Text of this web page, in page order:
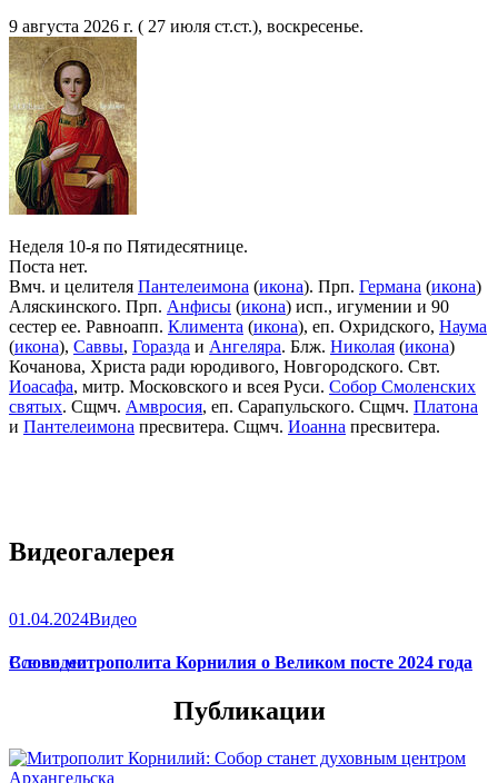
9 августа 2026 г. ( 27 июля ст.ст.), воскресенье.
Неделя 10-я по Пятидесятнице.
Поста нет.
Вмч. и целителя Пантелеимона (икона). Прп. Германа (икона)
Аляскинского. Прп. Анфисы (икона) исп., игумении и 90
сестер ее. Равноапп. Климента (икона), еп. Охридского, Наума
(икона), Саввы, Горазда и Ангеляра. Блж. Николая (икона)
Кочанова, Христа ради юродивого, Новгородского. Свт.
Иоасафа, митр. Московского и всея Руси. Собор Смоленских
святых. Сщмч. Амвросия, еп. Сарапульского. Сщмч. Платона
и Пантелеимона пресвитера. Сщмч. Иоанна пресвитера.
Видеогалерея
01.04.2024Видео
Слово митрополита Корнилия о Великом посте 2024 года
Все видео
Публикации